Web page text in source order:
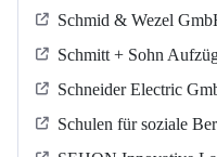
Schmid & Wezel
Schmitt + Sohn
Schneider Electric
Schulen für soziale